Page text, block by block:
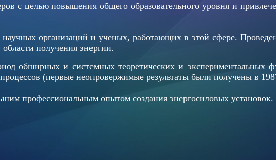
с целью повышения общего образовательного уровня и
организаций и ученых, работающих в этой сфере.
получения энергии.
обширных и системных теоретических и экспериментальных
(первые неопровержимые результаты были получены в
профессиональным опытом создания энергосиловых установок.